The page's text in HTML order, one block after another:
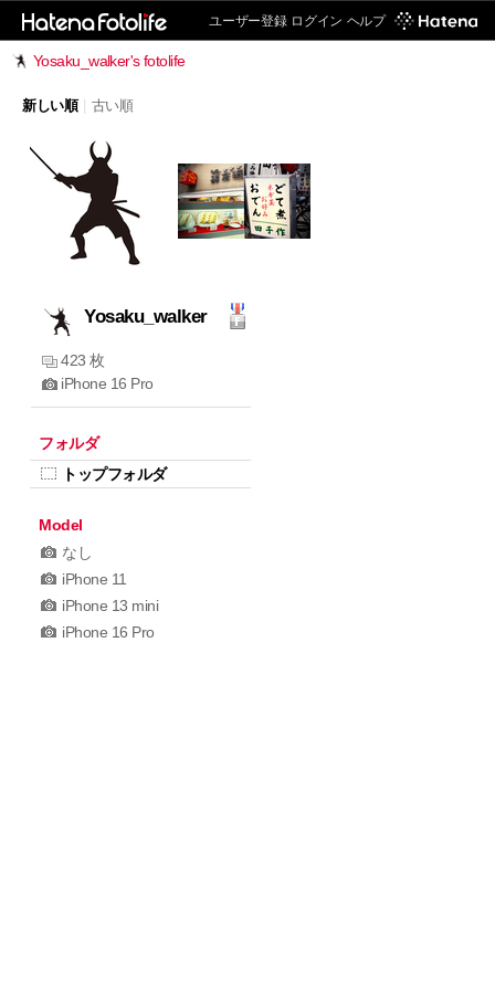
ユーザー登録 ログイン ヘルプ
Yosaku_walker's fotolife
新しい順 古い順
Yosaku_walker
423 枚
iPhone 16 Pro
フォルダ
トップフォルダ
Model
なし
iPhone 11
iPhone 13 mini
iPhone 16 Pro